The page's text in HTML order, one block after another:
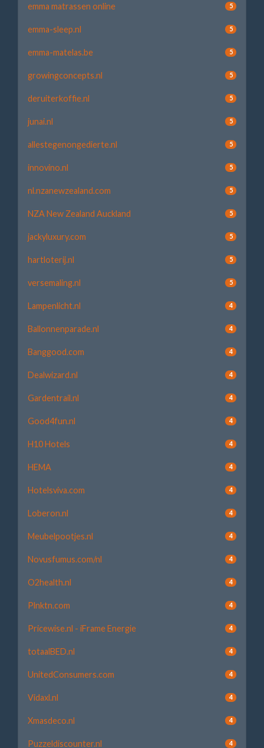
emma matrassen online 5
emma-sleep.nl 5
emma-matelas.be 5
growingconcepts.nl 5
deruiterkoffie.nl 5
junai.nl 5
allestegenongedierte.nl 5
innovino.nl 5
nl.nzanewzealand.com 5
NZA New Zealand Auckland 5
jackyluxury.com 5
hartloterij.nl 5
versemaling.nl 5
Lampenlicht.nl 4
Ballonnenparade.nl 4
Banggood.com 4
Dealwizard.nl 4
Gardentrail.nl 4
Good4fun.nl 4
H10 Hotels 4
HEMA 4
Hotelsviva.com 4
Loberon.nl 4
Meubelpootjes.nl 4
Novusfumus.com/nl 4
O2health.nl 4
Plnktn.com 4
Pricewise.nl - iFrame Energie 4
totaalBED.nl 4
UnitedConsumers.com 4
Vidaxl.nl 4
Xmasdeco.nl 4
Puzzeldiscounter.nl 4